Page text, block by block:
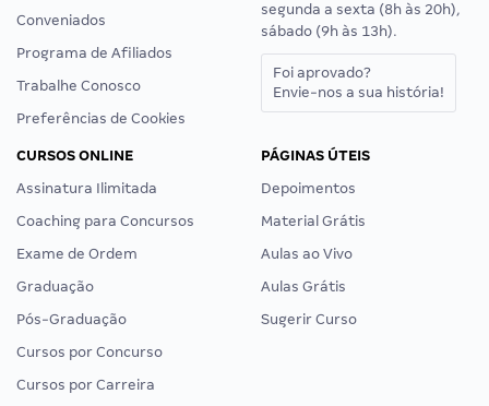
Conveniados
Programa de Afiliados
Trabalhe Conosco
Preferências de Cookies
segunda a sexta (8h às 20h),
sábado (9h às 13h).
Foi aprovado?
Envie-nos a sua história!
CURSOS ONLINE
Assinatura Ilimitada
Coaching para Concursos
Exame de Ordem
Graduação
Pós-Graduação
Cursos por Concurso
Cursos por Carreira
PÁGINAS ÚTEIS
Depoimentos
Material Grátis
Aulas ao Vivo
Aulas Grátis
Sugerir Curso